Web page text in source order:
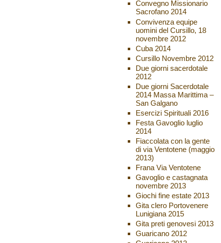
Convegno Missionario
Sacrofano 2014
Convivenza equipe
uomini del Cursillo, 18
novembre 2012
Cuba 2014
Cursillo Novembre 2012
Due giorni sacerdotale
2012
Due giorni Sacerdotale
2014 Massa Marittima –
San Galgano
Esercizi Spirituali 2016
Festa Gavoglio luglio
2014
Fiaccolata con la gente
di via Ventotene (maggio
2013)
Frana Via Ventotene
Gavoglio e castagnata
novembre 2013
Giochi fine estate 2013
Gita clero Portovenere
Lunigiana 2015
Gita preti genovesi 2013
Guaricano 2012